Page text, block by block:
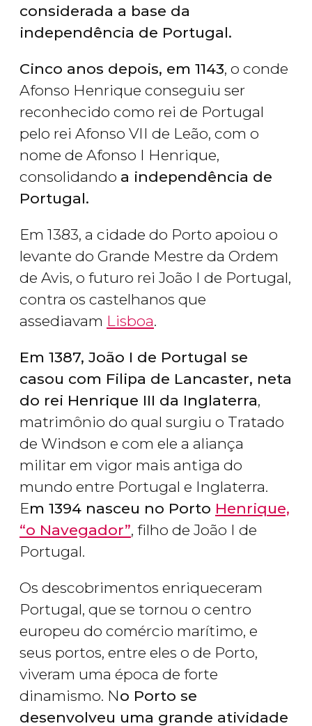
considerada a base da
independência de Portugal.
Cinco anos depois, em 1143, o conde
Afonso Henrique conseguiu ser
reconhecido como rei de Portugal
pelo rei Afonso VII de Leão, com o
nome de Afonso I Henrique,
consolidando a independência de
Portugal.
Em 1383, a cidade do Porto apoiou o
levante do Grande Mestre da Ordem
de Avis, o futuro rei João I de Portugal,
contra os castelhanos que
assediavam Lisboa.
Em 1387, João I de Portugal se
casou com Filipa de Lancaster, neta
do rei Henrique III da Inglaterra,
matrimônio do qual surgiu o Tratado
de Windson e com ele a aliança
militar em vigor mais antiga do
mundo entre Portugal e Inglaterra.
Em 1394 nasceu no Porto Henrique,
“o Navegador”, filho de João I de
Portugal.
Os descobrimentos enriqueceram
Portugal, que se tornou o centro
europeu do comércio marítimo, e
seus portos, entre eles o de Porto,
viveram uma época de forte
dinamismo. No Porto se
desenvolveu uma grande atividade